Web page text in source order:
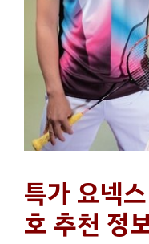
특가 요넥
호 추천 정